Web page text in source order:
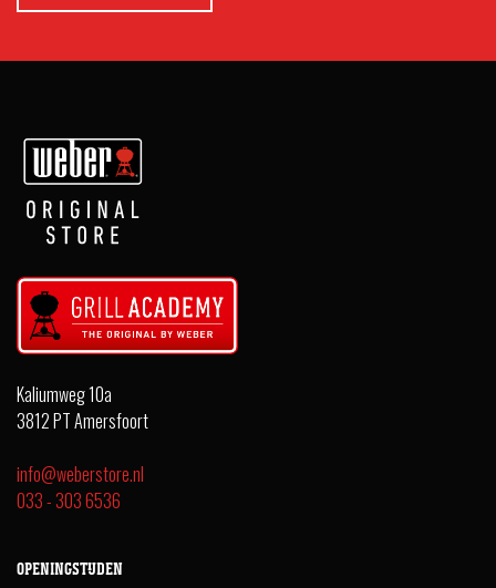
Kaliumweg 10a
3812 PT Amersfoort
info@weberstore.nl
033 - 303 6536
OPENINGSTIJDEN